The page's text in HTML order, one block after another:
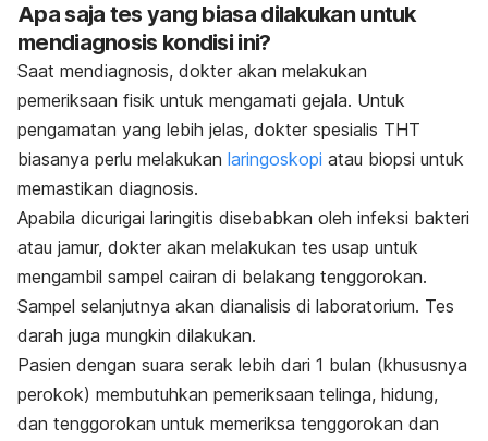
Apa saja tes yang biasa dilakukan untuk
mendiagnosis kondisi ini?
Saat mendiagnosis, dokter akan melakukan
pemeriksaan fisik untuk mengamati gejala. Untuk
pengamatan yang lebih jelas, dokter spesialis THT
biasanya perlu melakukan laringoskopi atau biopsi untuk
memastikan diagnosis.
Apabila dicurigai laringitis disebabkan oleh infeksi bakteri
atau jamur, dokter akan melakukan tes usap untuk
mengambil sampel cairan di belakang tenggorokan.
Sampel selanjutnya akan dianalisis di laboratorium. Tes
darah juga mungkin dilakukan.
Pasien dengan suara serak lebih dari 1 bulan (khususnya
perokok) membutuhkan pemeriksaan telinga, hidung,
dan tenggorokan untuk memeriksa tenggorokan dan